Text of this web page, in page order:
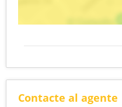
Contacte al agente